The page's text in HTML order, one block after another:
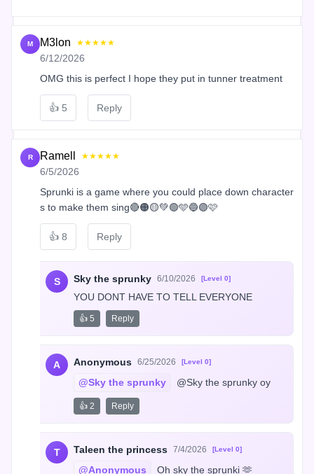
M M3lon ★★★★★
6/12/2026
OMG this is perfect I hope they put in tunner treatment
👍 5 Reply
R Ramell ★★★★★
6/5/2026
Sprunki is a game where you could place down character
s to make them sing🔴🟠🟡💚🟢🩵🔵🟣🩷
👍 8 Reply
S Sky the sprunky 6/10/2026 [Level 0]
YOU DONT HAVE TO TELL EVERYONE
👍 5 Reply
A Anonymous 6/25/2026 [Level 0]
@Sky the sprunky @Sky the sprunky oy
👍 2 Reply
T Taleen the princess 7/4/2026 [Level 0]
@Anonymous Oh sky the sprunki 🫶